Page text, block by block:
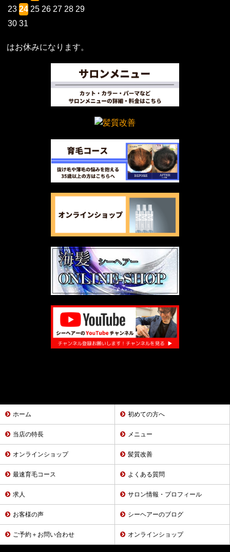
23 24 25 26 27 28 29
30 31
はお休みになります。
ホーム 初めての方へ
当店の特長 メニュー
オンラインショップ 髪質改善
最速育毛コース よくある質問
求人 サロン情報・プロフィール
お客様の声 シーヘアーのブログ
ご予約＋お問い合わせ オンラインショップ